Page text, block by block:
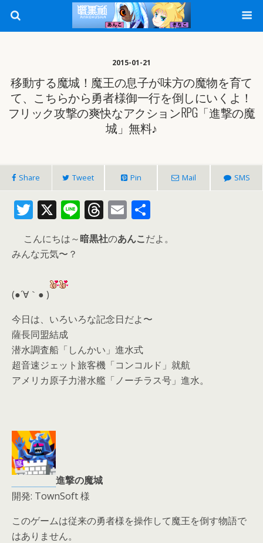
2015-01-21
移動する魔城！魔王の息子が味方の魔物を育て
て、こちらから勇者様御一行を倒しにいくよ！
フリック攻撃の爽快なアクションRPG「進撃の魔
城」無料♪
Share Tweet Pin Mail SMS
T
w
itt
er
X Li
n
e
T
h
re
E
m
ai
有
こんにちは～暗黒社のあんこだよ。
みんな元気〜？
(●´∀｀● )
今日は、いろいろな記念日だよ〜
薩長同盟結成
潜水調査船「しんかい」進水式
超音速ジェット旅客機「コンコルド」就航
アメリカ原子力潜水艦「ノーチラス号」進水。
進撃の魔城
開発: TownSoft 様
このゲームは従来の勇者様を操作して魔王を倒す物語で
はありません。